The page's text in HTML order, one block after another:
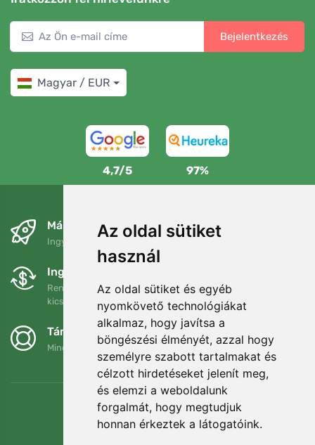
Az oldal sütiket
használ
Az oldal sütiket és egyéb
nyomkövető technológiákat
alkalmaz, hogy javítsa a
böngészési élményét, azzal hogy
személyre szabott tartalmakat és
célzott hirdetéseket jelenít meg,
és elemzi a weboldalunk
forgalmát, hogy megtudjuk
honnan érkeztek a látogatóink.
Bejelentkezés
Magyar / EUR
4,7/5 97%
Másnapra és ingyenesen
Ingyenes szállítás a következő összeg felett: 80 EUR
Ingyenes csere és visszaküldés
Rendelését 90 napon belül bármikor visszaküldheti vagy
kicserélheti.
Támogatjuk a Trees.org-ot
Minden megrendelésért ültetünk egy fát! BővebbenRólunk